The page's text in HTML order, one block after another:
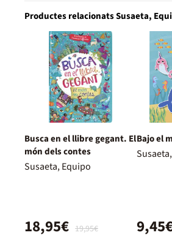
Productes relacionats Susaeta,
Busca en el llibre gegant. El
món dels contes
Susaeta, Equipo
19,95€
18,95€
Bajo el